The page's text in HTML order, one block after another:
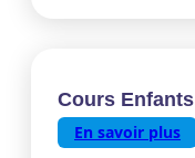
Cours Enfants
En savoir plus